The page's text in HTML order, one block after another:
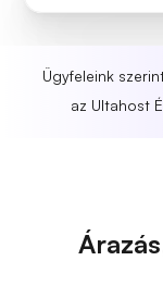
Ügyfeleink
az Ultahost